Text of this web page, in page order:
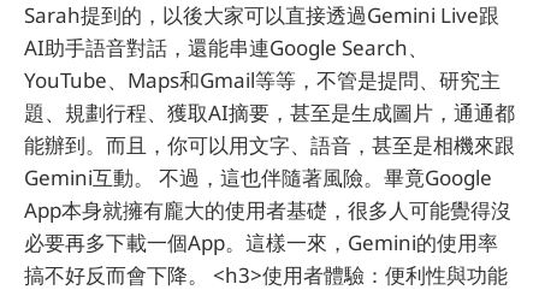
Sarah提到的，以後大家可以直接透過Gemini Live跟
AI助手語音對話，還能串連Google Search、
YouTube、Maps和Gmail等等，不管是提問、研究主
題、規劃行程、獲取AI摘要，甚至是生成圖片，通通都
能辦到。而且，你可以用文字、語音，甚至是相機來跟
Gemini互動。 不過，這也伴隨著風險。畢竟Google
App本身就擁有龐大的使用者基礎，很多人可能覺得沒
必要再多下載一個App。這樣一來，Gemini的使用率
搞不好反而會下降。 <h3>使用者體驗：便利性與功能